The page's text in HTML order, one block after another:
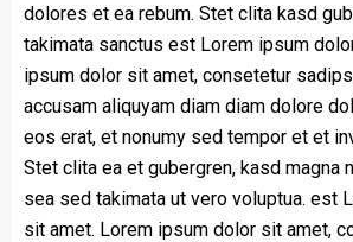
dolores et ea rebum. Stet clita kasd
takimata sanctus est Lorem ipsum
ipsum dolor sit amet, consetetur
accusam aliquyam diam diam dolore
eos erat, et nonumy sed tempor et et
Stet clita ea et gubergren, kasd magna
sea sed takimata ut vero voluptua. est
sit amet. Lorem ipsum dolor sit amet,